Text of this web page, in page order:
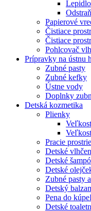
Lepidlo
Papierové
Čistiace
Čistiace
Pohlcovač
Prípravky na ústnu
Zubné pasty
Zubné kefky
Ústne vody
Doplnky
Detská kozmetika
Plienky
Pracie
Detské
Detské
Detské
Zubné pasty
Detský
Pena do
Detské